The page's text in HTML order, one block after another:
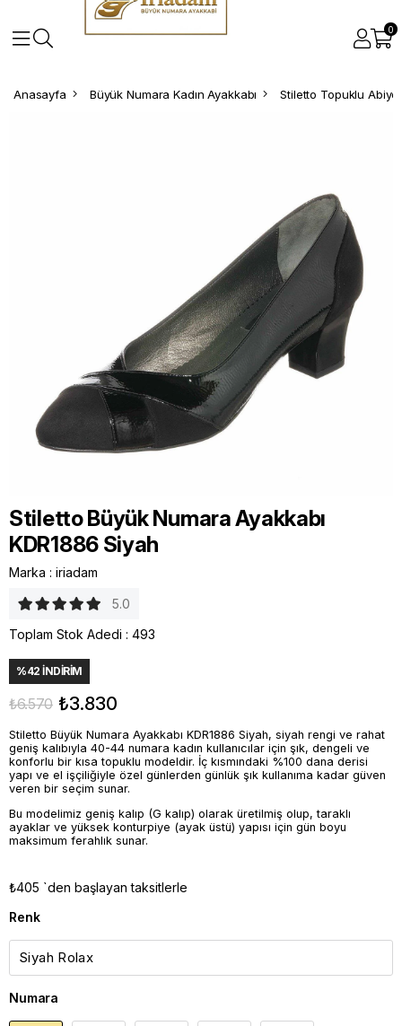
0
Anasayfa Büyük Numara Kadın Ayakkabı Stiletto Topuklu Abiye
Stiletto Büyük Numara Ayakkabı
KDR1886 Siyah
Marka : iriadam
5.0
Toplam Stok Adedi : 493
%42 İNDIRIM
₺6.570 ₺3.830
Stiletto Büyük Numara Ayakkabı KDR1886 Siyah, siyah rengi ve rahat
geniş kalıbıyla 40-44 numara kadın kullanıcılar için şık, dengeli ve
konforlu bir kısa topuklu modeldir. İç kısmındaki %100 dana derisi
yapı ve el işçiliğiyle özel günlerden günlük şık kullanıma kadar güven
veren bir seçim sunar.
Bu modelimiz geniş kalıp (G kalıp) olarak üretilmiş olup, taraklı
ayaklar ve yüksek konturpiye (ayak üstü) yapısı için gün boyu
maksimum ferahlık sunar.
₺405 `den başlayan taksitlerle
Renk
Numara